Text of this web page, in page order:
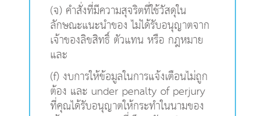
(จ) คำสั่งที่มีความสุจริตที่ใช้วัสดุใน
ลักษณะแนะนำของ ไม่ได้รับอนุญาตจาก
เจ้าของลิขสิทธิ์ ตัวแทน หรือ กฎหมาย
และ
(f) งบการให้ข้อมูลในการแจ้งเตือนไม่ถูก
ต้อง และ under penalty of perjury
ที่คุณได้รับอนุญาตให้กระทำในนามของ